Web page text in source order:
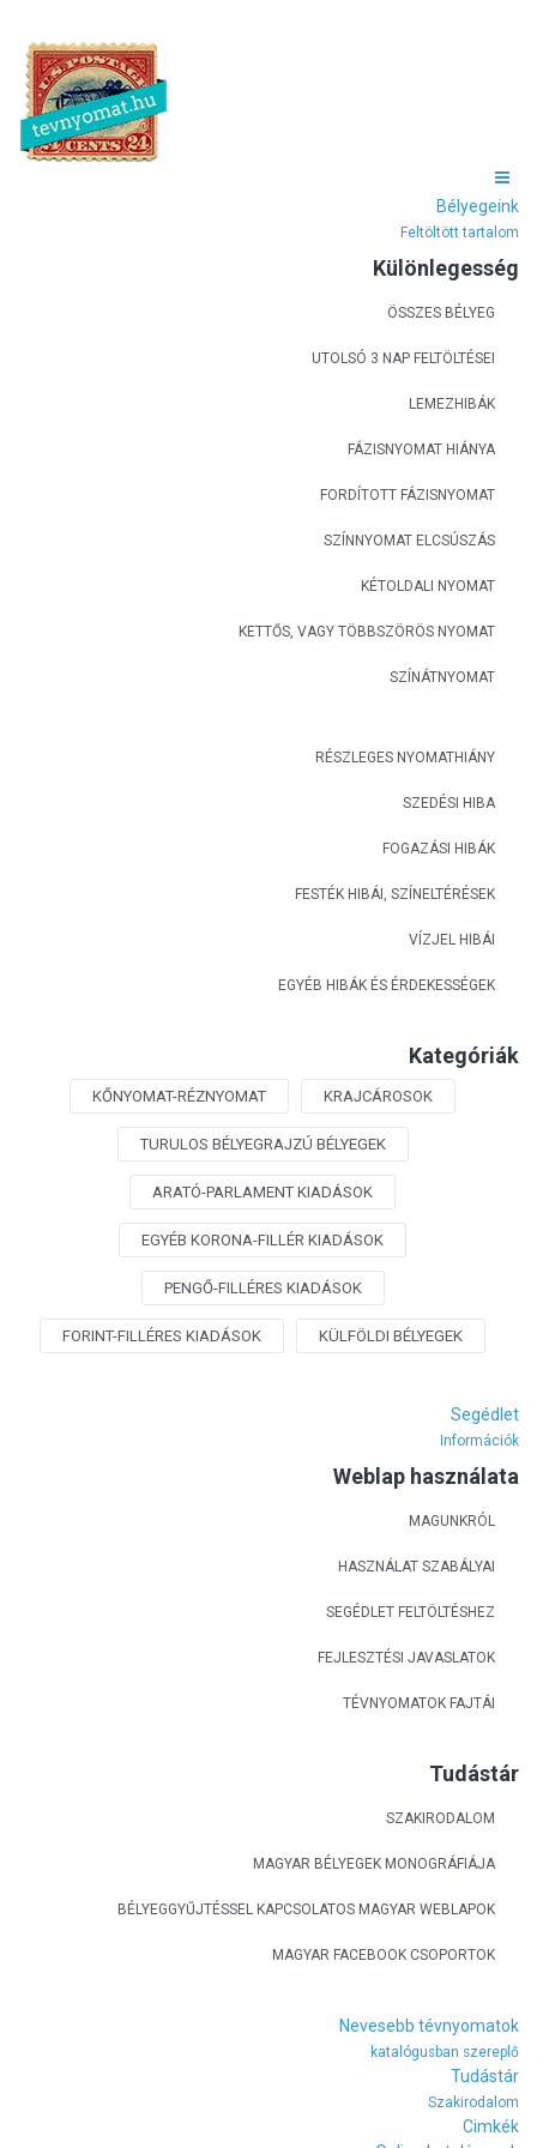
Bélyegeink
Feltöltött tartalom
Különlegesség
ÖSSZES BÉLYEG
UTOLSÓ 3 NAP FELTÖLTÉSEI
LEMEZHIBÁK
FÁZISNYOMAT HIÁNYA
FORDÍTOTT FÁZISNYOMAT
SZÍNNYOMAT ELCSÚSZÁS
KÉTOLDALI NYOMAT
KETTŐS, VAGY TÖBBSZÖRÖS NYOMAT
SZÍNÁTNYOMAT
RÉSZLEGES NYOMATHIÁNY
SZEDÉSI HIBA
FOGAZÁSI HIBÁK
FESTÉK HIBÁI, SZÍNELTÉRÉSEK
VÍZJEL HIBÁI
EGYÉB HIBÁK ÉS ÉRDEKESSÉGEK
Kategóriák
KŐNYOMAT-RÉZNYOMAT KRAJCÁROSOK
TURULOS BÉLYEGRAJZÚ BÉLYEGEK
ARATÓ-PARLAMENT KIADÁSOK
EGYÉB KORONA-FILLÉR KIADÁSOK
PENGŐ-FILLÉRES KIADÁSOK
FORINT-FILLÉRES KIADÁSOK KÜLFÖLDI BÉLYEGEK
Segédlet
Információk
Weblap használata
MAGUNKRÓL
HASZNÁLAT SZABÁLYAI
SEGÉDLET FELTÖLTÉSHEZ
FEJLESZTÉSI JAVASLATOK
TÉVNYOMATOK FAJTÁI
Tudástár
SZAKIRODALOM
MAGYAR BÉLYEGEK MONOGRÁFIÁJA
BÉLYEGGYŰJTÉSSEL KAPCSOLATOS MAGYAR WEBLAPOK
MAGYAR FACEBOOK CSOPORTOK
Nevesebb tévnyomatok
katalógusban szereplő
Tudástár
Szakirodalom
Cimkék